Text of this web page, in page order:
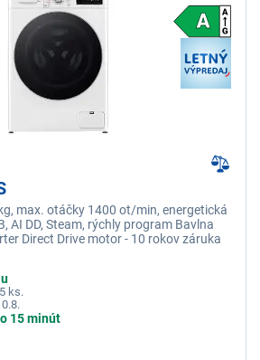
max. otáčky 1400 ot/min, energetická
AI DD, Steam, rýchly program Bavlna
Direct Drive motor - 10 rokov záruka
ks.
15 minút